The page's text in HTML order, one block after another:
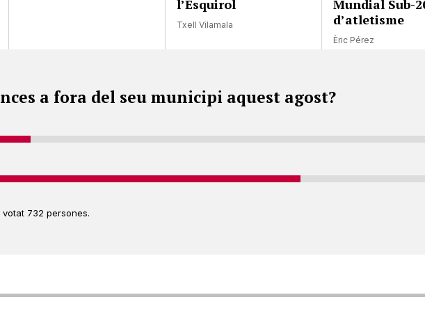
l’Esquirol
Txell Vilamala
Mundial Sub-
d’atletisme
Èric Pérez
a fora del seu municipi aquest agost?
732 persones.